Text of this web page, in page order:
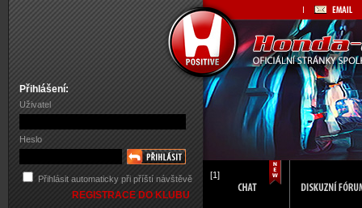
Přihlášení:
Uživatel
Heslo
Přihlásit automaticky při příští návštěvě
REGISTRACE DO KLUBU
[1]